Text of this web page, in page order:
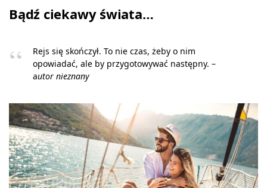
Bądź ciekawy świata…
Rejs się skończył. To nie czas, żeby o nim
opowiadać, ale by przygotowywać następny. –
autor nieznany